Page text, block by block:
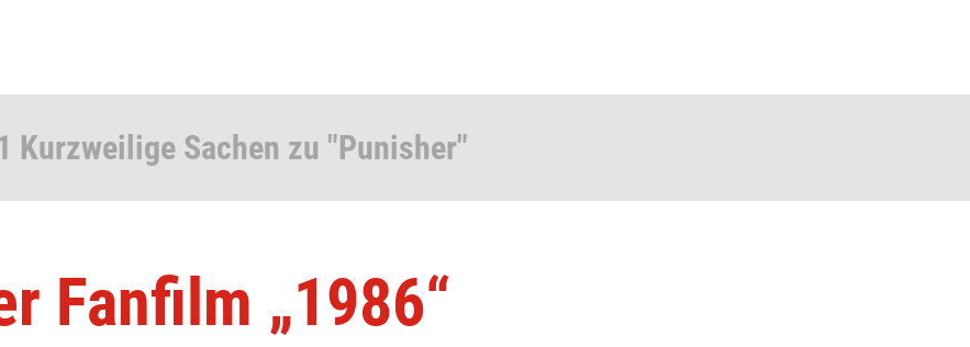
Kurzweilige Sachen zu "Punisher"
Fanfilm „1986“